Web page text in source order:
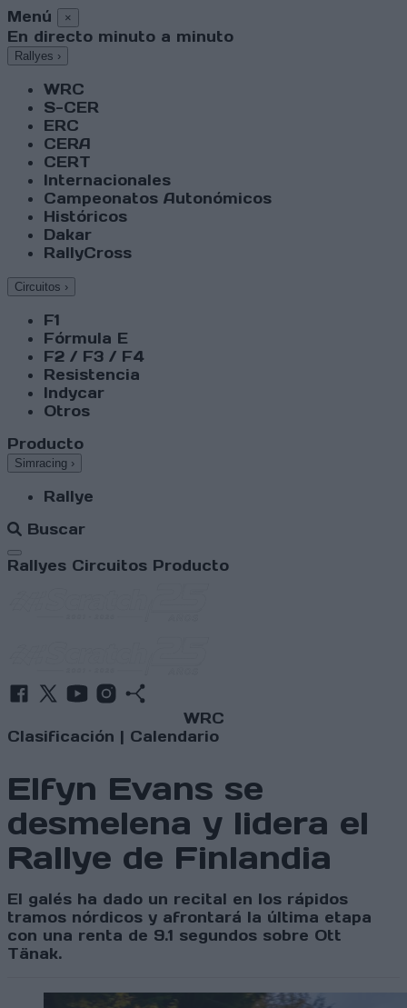
Menú ×
En directo minuto a minuto
Rallyes ›
WRC
S-CER
ERC
CERA
CERT
Internacionales
Campeonatos Autonómicos
Históricos
Dakar
RallyCross
Circuitos ›
F1
Fórmula E
F2 / F3 / F4
Resistencia
Indycar
Otros
Producto
Simracing ›
Rallye
Buscar
Abrir menú
Rallyes Circuitos Producto
WRC
Clasificación | Calendario
Elfyn Evans se
desmelena y lidera el
Rallye de Finlandia
El galés ha dado un recital en los rápidos
tramos nórdicos y afrontará la última etapa
con una renta de 9.1 segundos sobre Ott
Tänak.